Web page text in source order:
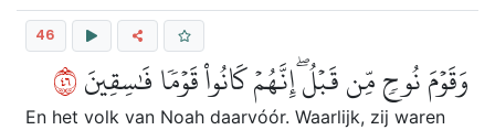
46
وَقَوۡمَ نُوحٖ مِّن قَبۡلُۖ إِنَّهُمۡ كَانُواْ قَوۡمٗا فَٰسِقِينَ٦٤
En het volk van Noah daarvóór. Waarlijk, zij waren